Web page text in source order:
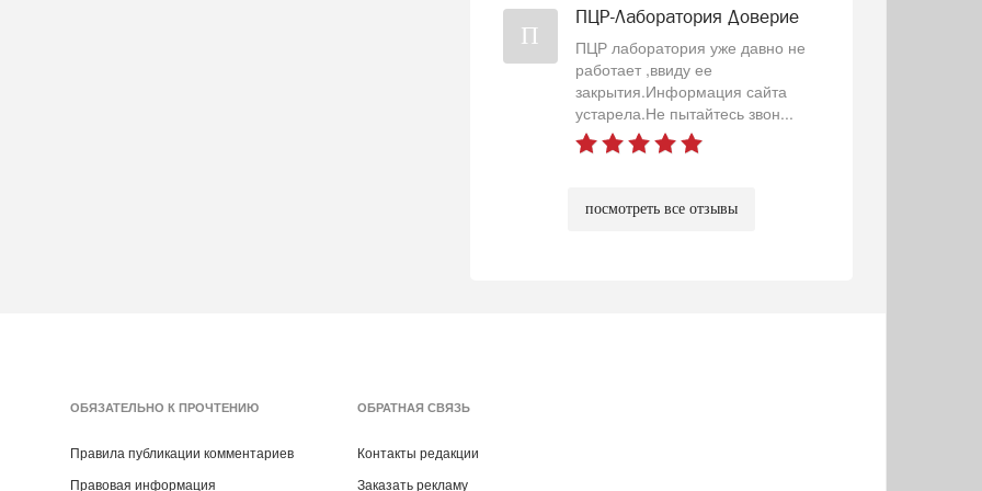
П
ПЦР-Лаборатория Доверие
ПЦР лаборатория уже давно не
работает ,ввиду ее
закрытия.Информация сайта
устарела.Не пытайтесь звон...
посмотреть все отзывы
ОБЯЗАТЕЛЬНО К ПРОЧТЕНИЮ
Правила публикации комментариев
Правовая информация
ОБРАТНАЯ СВЯЗЬ
Контакты редакции
Заказать рекламу